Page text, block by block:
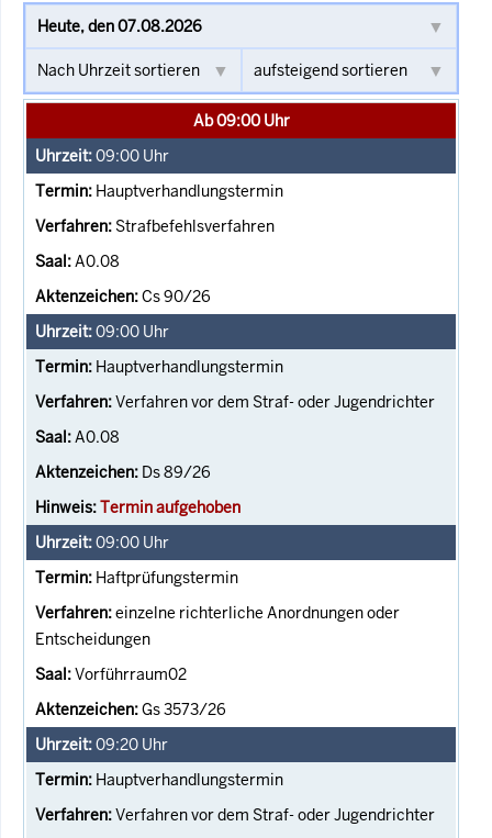
Ab 09:00 Uhr
09:00 Uhr
Hauptverhandlungstermin
Strafbefehlsverfahren
A0.08
Cs 90/26
09:00 Uhr
Hauptverhandlungstermin
Verfahren vor dem Straf- oder Jugendrichter
A0.08
Ds 89/26
Termin aufgehoben
09:00 Uhr
Haftprüfungstermin
einzelne richterliche Anordnungen oder
Entscheidungen
Vorführraum02
Gs 3573/26
09:20 Uhr
Hauptverhandlungstermin
Verfahren vor dem Straf- oder Jugendrichter